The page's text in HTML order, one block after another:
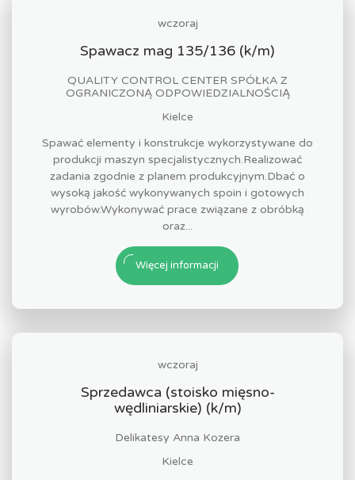
wczoraj
Spawacz mag 135/136 (k/m)
QUALITY CONTROL CENTER SPÓŁKA Z
OGRANICZONĄ ODPOWIEDZIALNOŚCIĄ
Kielce
Spawać elementy i konstrukcje wykorzystywane do
produkcji maszyn specjalistycznych.Realizować
zadania zgodnie z planem produkcyjnym.Dbać o
wysoką jakość wykonywanych spoin i gotowych
wyrobów.Wykonywać prace związane z obróbką
oraz...
Więcej informacji
wczoraj
Sprzedawca (stoisko mięsno-
wędliniarskie) (k/m)
Delikatesy Anna Kozera
Kielce